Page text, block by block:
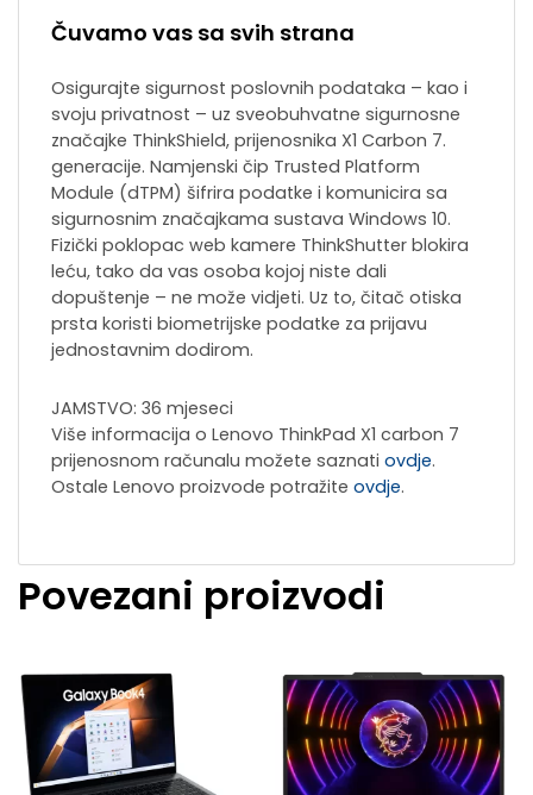
Čuvamo vas sa svih strana
Osigurajte sigurnost poslovnih podataka – kao i
svoju privatnost – uz sveobuhvatne sigurnosne
značajke ThinkShield, prijenosnika X1 Carbon 7.
generacije. Namjenski čip Trusted Platform
Module (dTPM) šifrira podatke i komunicira sa
sigurnosnim značajkama sustava Windows 10.
Fizički poklopac web kamere ThinkShutter blokira
leću, tako da vas osoba kojoj niste dali
dopuštenje – ne može vidjeti. Uz to, čitač otiska
prsta koristi biometrijske podatke za prijavu
jednostavnim dodirom.
JAMSTVO: 36 mjeseci
Više informacija o Lenovo ThinkPad X1 carbon 7
prijenosnom računalu možete saznati ovdje.
Ostale Lenovo proizvode potražite ovdje.
Povezani proizvodi